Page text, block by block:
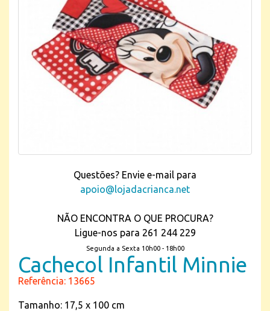
Questões? Envie e-mail para
apoio@lojadacrianca.net
NÃO ENCONTRA O QUE PROCURA?
Ligue-nos para 261 244 229
Segunda a Sexta 10h00 - 18h00
Cachecol Infantil Minnie
Referência: 13665
Tamanho: 17,5 x 100 cm